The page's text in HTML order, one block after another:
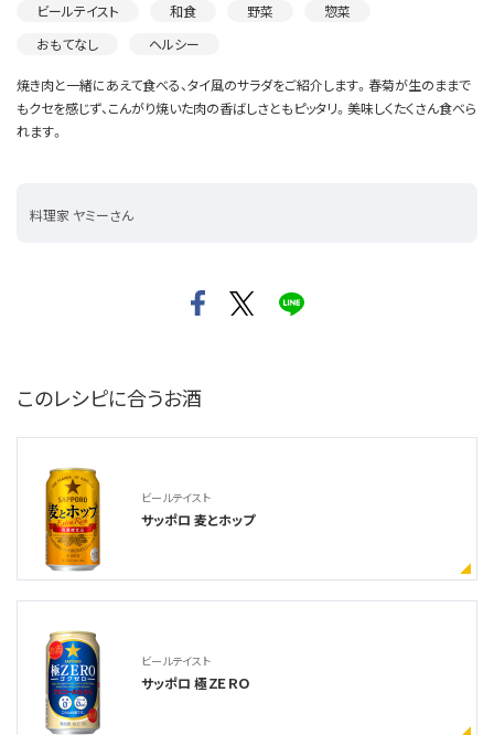
ビールテイスト 和食 野菜
惣菜
おもてなし
ヘルシー
焼き肉と一緒にあえて食べる、タイ風のサラダをご紹介します。春菊が生のままで
もクセを感じず、こんがり焼いた肉の香ばしさともピッタリ。美味しくたくさん食べら
れます。
料理家 ヤミーさん
このレシピに合うお酒
ビールテイスト
サッポロ 麦とホップ
ビールテイスト
サッポロ 極ＺＥＲＯ